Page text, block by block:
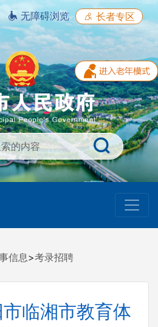
无障碍浏览 长者专区
信息>考录招聘
临湘市教育体